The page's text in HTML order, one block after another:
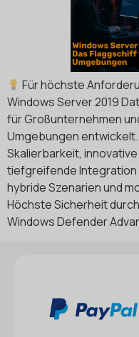
Für höchste
Windows Server 2019
für Großunternehmen
Umgebungen
Skalierbarkeit,
tiefgreifende Integration
hybride Szenarien und
Höchste Sicherheit
Windows Defender